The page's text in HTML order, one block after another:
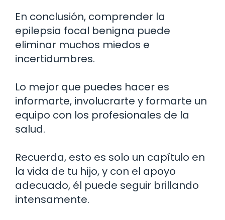
En conclusión, comprender la
epilepsia focal benigna puede
eliminar muchos miedos e
incertidumbres.
Lo mejor que puedes hacer es
informarte, involucrarte y formarte un
equipo con los profesionales de la
salud.
Recuerda, esto es solo un capítulo en
la vida de tu hijo, y con el apoyo
adecuado, él puede seguir brillando
intensamente.